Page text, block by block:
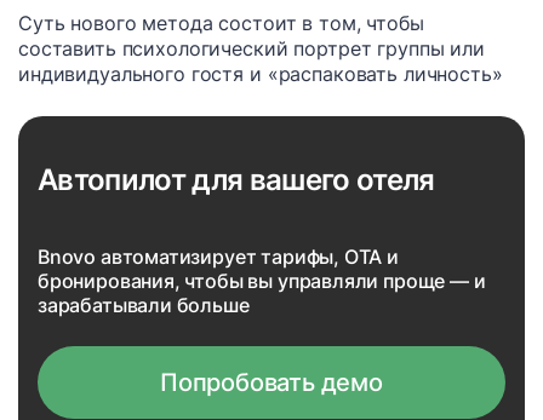
Суть нового метода состоит в том, чтобы
составить психологический портрет группы или
индивидуального гостя и «распаковать личность»
Автопилот для вашего отеля
Bnovo автоматизирует тарифы, OTA и
бронирования, чтобы вы управляли проще — и
зарабатывали больше
Попробовать демо